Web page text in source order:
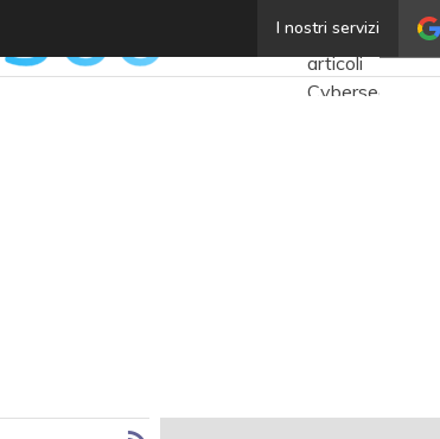
I nostri servizi
Victor SergeevUltimi
articoli
Cybersecurity